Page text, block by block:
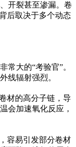
开裂甚至渗漏。卷
后取决于多个动态
常大的“考验官”。
线辐射强烈。
材的高分子链，导
会加速氧化反应，
容易引发部分卷材